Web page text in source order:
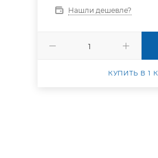
Нашли дешевле?
КУПИТЬ В 1